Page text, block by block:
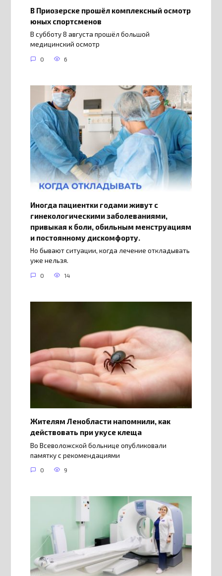
В Приозерске прошёл комплексный осмотр
юных спортсменов
В субботу 8 августа прошёл большой
медицинский осмотр
0 6
Иногда пациентки годами живут с
гинекологическими заболеваниями,
привыкая к боли, обильным менструациям
и постоянному дискомфорту.
Но бывают ситуации, когда лечение откладывать
уже нельзя.
0 14
Жителям Ленобласти напомнили, как
действовать при укусе клеща
Во Всеволожской больнице опубликовали
памятку с рекомендациями
0 9